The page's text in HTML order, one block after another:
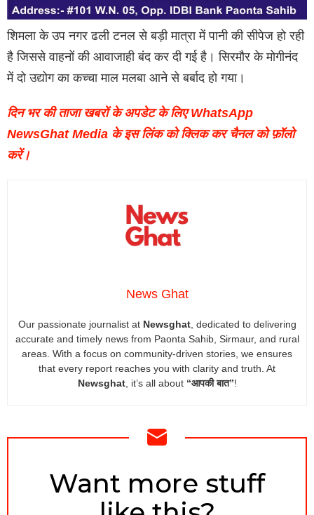
शिमला के उप नगर ढली टनल से बड़ी मात्रा में पानी की सीपेज हो रही
है जिससे वाहनों की आवाजाही बंद कर दी गई है। सिरमौर के मोगीनंद
में दो उद्योग का कच्चा माल मलबा आने से बर्बाद हो गया।
दिन भर की ताजा खबरों के अपडेट के लिए WhatsApp
NewsGhat Media के इस लिंक को क्लिक कर चैनल को फ़ॉलो
करें।
News Ghat
Our passionate journalist at Newsghat, dedicated to delivering
accurate and timely news from Paonta Sahib, Sirmaur, and rural
areas. With a focus on community-driven stories, we ensures
that every report reaches you with clarity and truth. At
Newsghat, it’s all about “आपकी बात”!
NEWSLETTER
Want more stuff